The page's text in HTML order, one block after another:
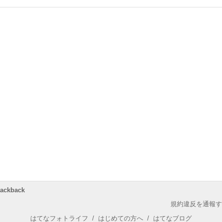
規約違反を通報
はてなフォトライフ / はじめての方へ / はてなブログ